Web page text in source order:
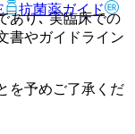
抗菌薬ガイド
あり､ 実臨床での
書やガイドライン
を予めご了承くだ